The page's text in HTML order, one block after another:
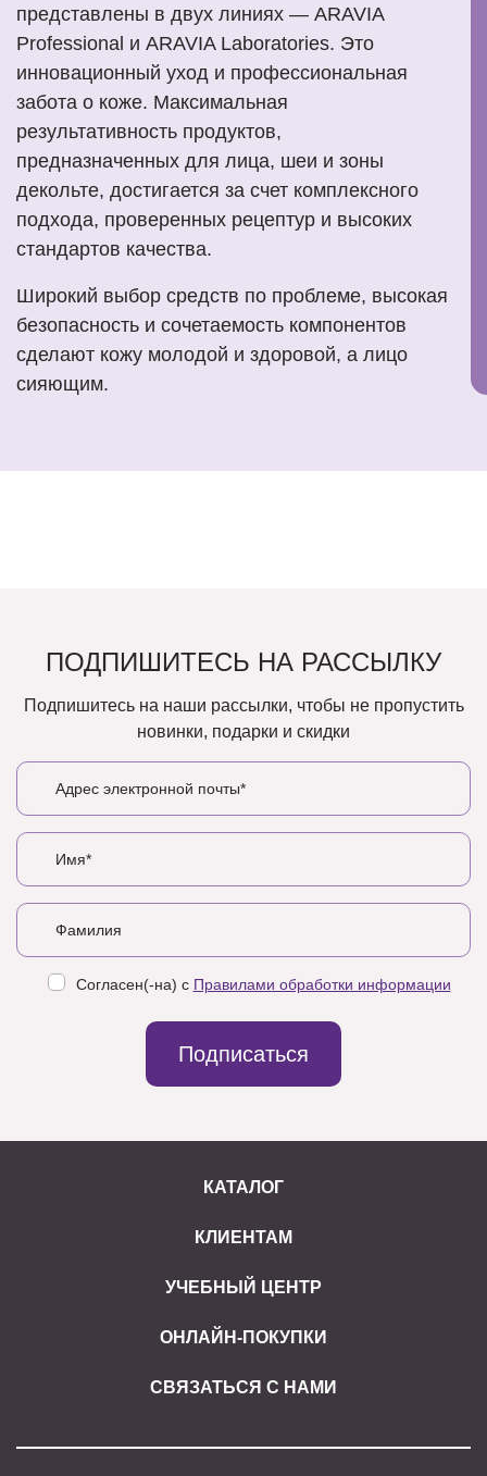
представлены в двух линиях — ARAVIA
Professional и ARAVIA Laboratories. Это
инновационный уход и профессиональная
забота о коже. Максимальная
результативность продуктов,
предназначенных для лица, шеи и зоны
декольте, достигается за счет комплексного
подхода, проверенных рецептур и высоких
стандартов качества.
Широкий выбор средств по проблеме, высокая
безопасность и сочетаемость компонентов
сделают кожу молодой и здоровой, а лицо
сияющим.
ПОДПИШИТЕСЬ НА РАССЫЛКУ
Подпишитесь на наши рассылки, чтобы не пропустить
новинки, подарки и скидки
Согласен(-на) с Правилами обработки информации
Подписаться
КАТАЛОГ
КЛИЕНТАМ
УЧЕБНЫЙ ЦЕНТР
ОНЛАЙН-ПОКУПКИ
СВЯЗАТЬСЯ С НАМИ